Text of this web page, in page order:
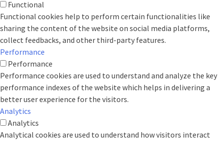
Functional
Functional cookies help to perform certain functionalities like
sharing the content of the website on social media platforms,
collect feedbacks, and other third-party features.
Performance
Performance
Performance cookies are used to understand and analyze the key
performance indexes of the website which helps in delivering a
better user experience for the visitors.
Analytics
Analytics
Analytical cookies are used to understand how visitors interact